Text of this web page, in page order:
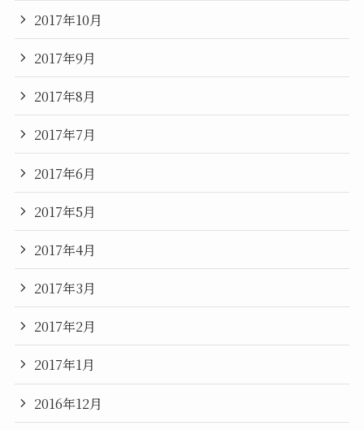
2017年10月
2017年9月
2017年8月
2017年7月
2017年6月
2017年5月
2017年4月
2017年3月
2017年2月
2017年1月
2016年12月